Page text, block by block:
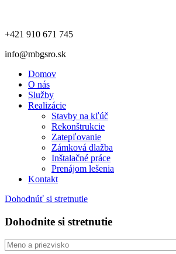
+421 910 671 745
info@mbgsro.sk
Domov
O nás
Služby
Realizácie
Stavby na kľúč
Rekonštrukcie
Zatepľovanie
Zámková dlažba
Inštalačné práce
Prenájom lešenia
Kontakt
Dohodnúť si stretnutie
Dohodnite si stretnutie